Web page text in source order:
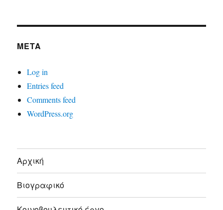
META
Log in
Entries feed
Comments feed
WordPress.org
Αρχική
Βιογραφικό